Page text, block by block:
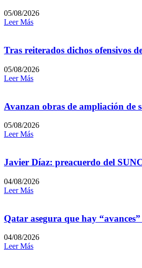
05/08/2026
Leer Más
Tras reiterados dichos ofensivos
05/08/2026
Leer Más
Avanzan obras de ampliación de
05/08/2026
Leer Más
Javier Díaz: preacuerdo del
04/08/2026
Leer Más
Qatar asegura que hay
04/08/2026
Leer Más